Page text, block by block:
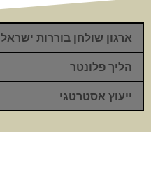
ארגון שולחן בוררות ישראל
הליך פלונטר
ייעוץ אסטרטגי